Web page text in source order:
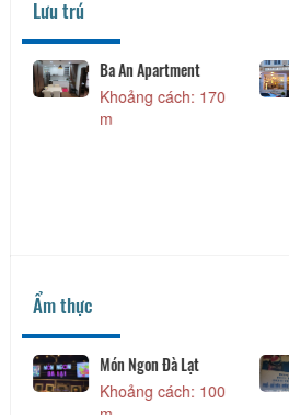
Lưu trú
Ba An Apartment
Khoảng cách: 170
m
Ẩm thực
Món Ngon Đà Lạt
Khoảng cách: 100